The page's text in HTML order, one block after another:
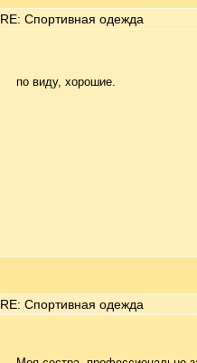
RE: Спортивная одежда
по виду, хорошие.
RE: Спортивная одежда